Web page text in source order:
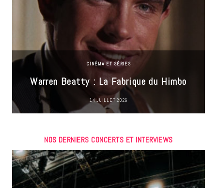
CINÉMA ET SÉRIES
Warren Beatty : La Fabrique du Himbo
14 JUILLET 2026
NOS DERNIERS CONCERTS ET INTERVIEWS